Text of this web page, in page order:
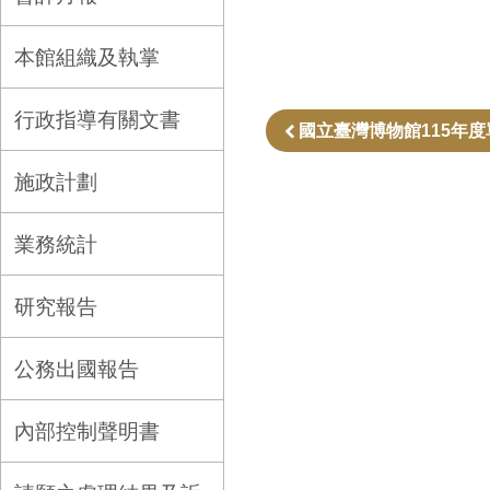
本館組織及執掌
行政指導有關文書
施政計劃
業務統計
研究報告
公務出國報告
內部控制聲明書
國立臺灣博物館115年